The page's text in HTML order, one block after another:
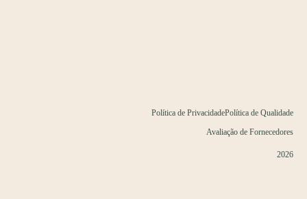
Política de PrivacidadePolítica de Qualidade
Avaliação de Fornecedores
2026